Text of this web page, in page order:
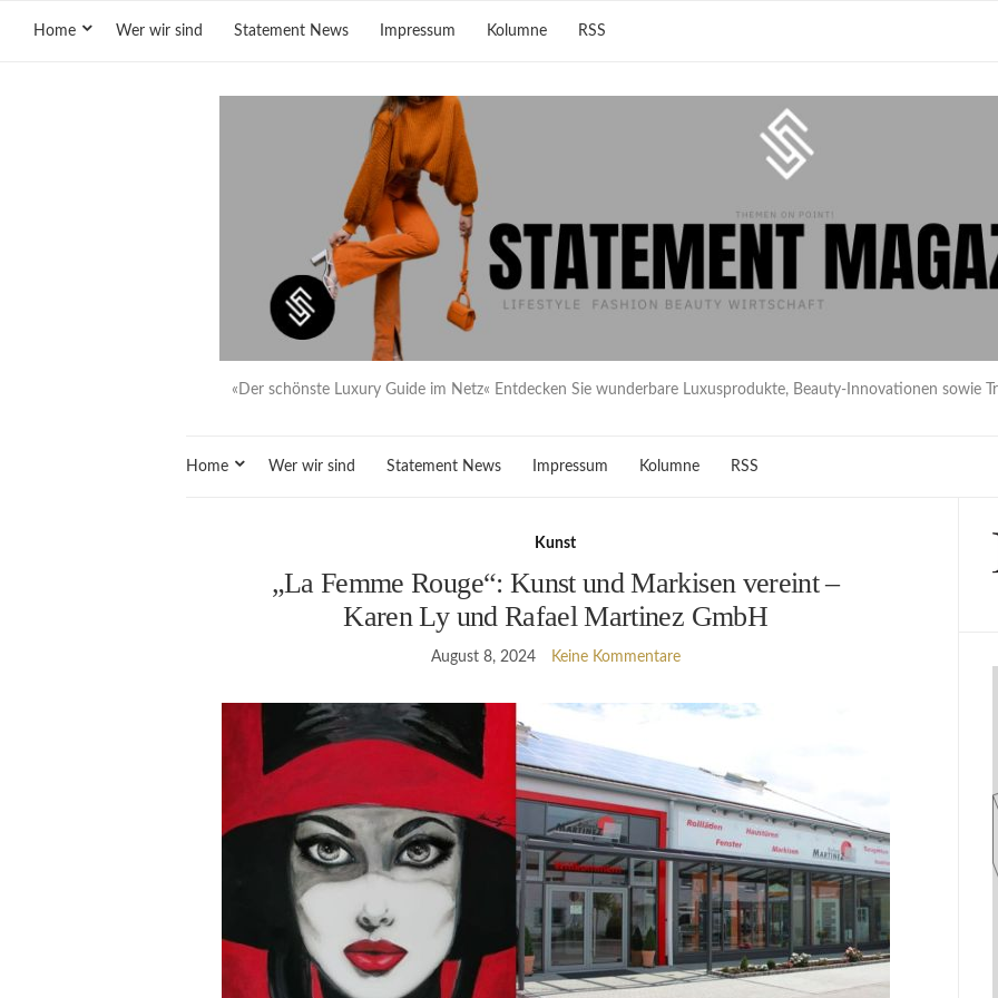
Home Wer wir sind Statement News Impressum Kolumne RSS
«Der schönste Luxury Guide im Netz« Entdecken Sie wunderbare Luxusprodukte, Beauty-Innovationen sowie
Home Wer wir sind Statement News Impressum Kolumne RSS
Kunst
„La Femme Rouge“: Kunst und Markisen vereint –
Karen Ly und Rafael Martinez GmbH
August 8, 2024 Keine Kommentare